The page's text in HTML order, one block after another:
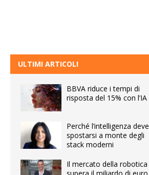
ULTIMI ARTICOLI
BBVA riduce i tempi di
risposta del 15% con l’IA
Perché l’intelligenza deve
spostarsi a monte degli
stack moderni
Il mercato della robotica